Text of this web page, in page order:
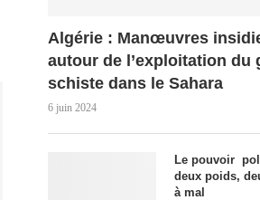
Algérie : Manœuvres
autour de l’exploitation du
schiste dans le Sahara
6 juin 2024
Le pouvoir
deux poids,
à mal